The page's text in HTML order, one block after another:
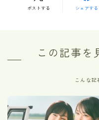
ポストする シェアする
この記事を
こんな